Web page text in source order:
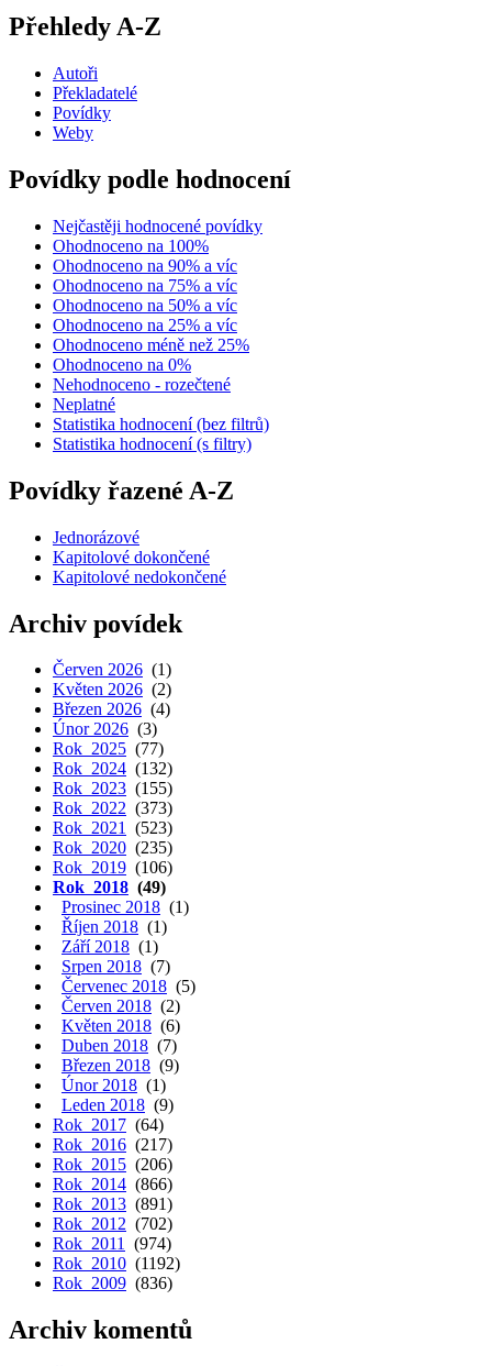
Přehledy A-Z
Autoři
Překladatelé
Povídky
Weby
Povídky podle hodnocení
Nejčastěji hodnocené povídky
Ohodnoceno na 100%
Ohodnoceno na 90% a víc
Ohodnoceno na 75% a víc
Ohodnoceno na 50% a víc
Ohodnoceno na 25% a víc
Ohodnoceno méně než 25%
Ohodnoceno na 0%
Nehodnoceno - rozečtené
Neplatné
Statistika hodnocení (bez filtrů)
Statistika hodnocení (s filtry)
Povídky řazené A-Z
Jednorázové
Kapitolové dokončené
Kapitolové nedokončené
Archiv povídek
Červen 2026 (1)
Květen 2026 (2)
Březen 2026 (4)
Únor 2026 (3)
Rok 2025 (77)
Rok 2024 (132)
Rok 2023 (155)
Rok 2022 (373)
Rok 2021 (523)
Rok 2020 (235)
Rok 2019 (106)
Rok 2018 (49)
Prosinec 2018 (1)
Říjen 2018 (1)
Září 2018 (1)
Srpen 2018 (7)
Červenec 2018 (5)
Červen 2018 (2)
Květen 2018 (6)
Duben 2018 (7)
Březen 2018 (9)
Únor 2018 (1)
Leden 2018 (9)
Rok 2017 (64)
Rok 2016 (217)
Rok 2015 (206)
Rok 2014 (866)
Rok 2013 (891)
Rok 2012 (702)
Rok 2011 (974)
Rok 2010 (1192)
Rok 2009 (836)
Archiv komentů